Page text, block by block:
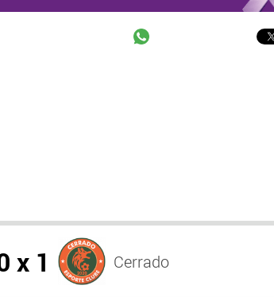
x 1 Cerrado